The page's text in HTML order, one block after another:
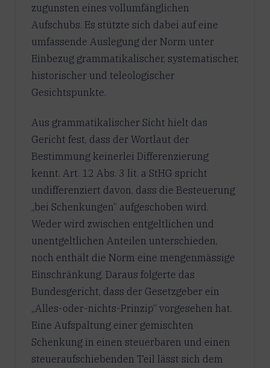
zugunsten eines vollumfänglichen
Aufschubs. Es stützte sich dabei auf eine
umfassende Auslegung der Norm unter
Einbezug grammatikalischer, systematischer,
historischer und teleologischer
Gesichtspunkte.
Aus grammatikalischer Sicht hielt das
Gericht fest, dass der Wortlaut der
Bestimmung keinerlei Differenzierung
kennt. Art. 12 Abs. 3 lit. a StHG spricht
undifferenziert davon, dass die Besteuerung
„bei Schenkungen“ aufgeschoben wird.
Weder wird zwischen entgeltlichen und
unentgeltlichen Anteilen unterschieden,
noch enthält die Norm eine mengenmässige
Einschränkung. Daraus folgerte das
Bundesgericht, dass der Gesetzgeber ein
„Alles-oder-nichts-Prinzip“ vorgesehen hat.
Eine Aufspaltung einer gemischten
Schenkung in einen steuerbaren und einen
steueraufschiebenden Teil lässt sich dem